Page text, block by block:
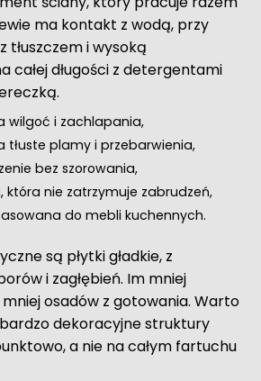
ma kontakt z wodą, przy
tłuszczem i wysoką
całej długości z detergentami
wilgoć i zachlapania,
tłuste plamy i przebarwienia,
bez szorowania,
która nie zatrzymuje zabrudzeń,
do mebli kuchennych.
są płytki gładkie, z
i zagłębień. Im mniej
osadów z gotowania. Warto
dekoracyjne struktury
a nie na całym fartuchu